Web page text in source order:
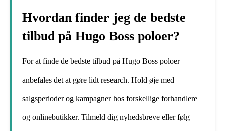
Hvordan finder jeg de bedste
tilbud på Hugo Boss poloer?
For at finde de bedste tilbud på Hugo Boss poloer
anbefales det at gøre lidt research. Hold øje med
salgsperioder og kampagner hos forskellige forhandlere
og onlinebutikker. Tilmeld dig nyhedsbreve eller følg